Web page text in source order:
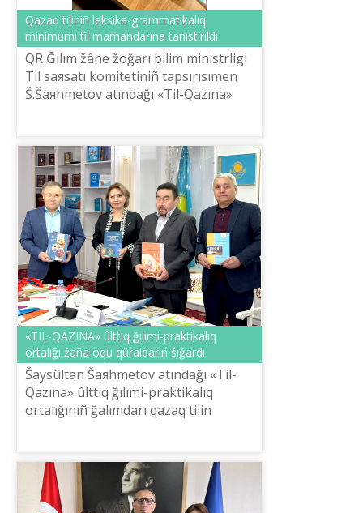
Qazaq tіlіnіñ leksika-grammatikalıq
minimumı tіl mamandarına tanıstırıldı
QR Ğılım žâne žoğarı bіlіm ministrlіgі
Tіl saяsatı komitetіnіñ tapsırısımen
Š.Šaяhmetov atındağı «Tіl-Qazına»
«TІL-QAZINA» ûlttıq ğılımi-praktikalıq
ortalığı žaña oqu qûraldarın šığardı
Šaysûltan Šaяhmetov atındağı «Tіl-
Qazına» ûlttıq ğılımi-praktikalıq
ortalığınıñ ğalımdarı qazaq tіlіn
žinaqtap, A1, A2, V1, ...